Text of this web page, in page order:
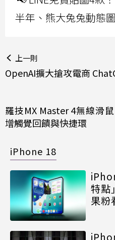
半年、熊大兔兔動態
上一則
OpenAI擴大搶攻電商
羅技MX Master 4無線滑
增觸覺回饋與快捷環
iPhone 18
特點
果粉